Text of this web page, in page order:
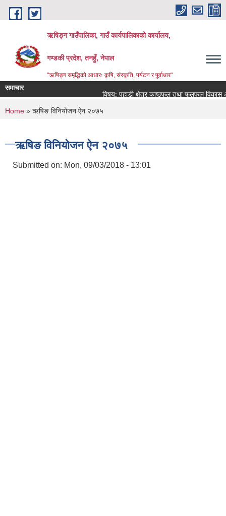
Skip to main content
ऋषिङ्ग गाउँपालिका, गाउँ कार्यपालिकाको कार्यालय,
गण्डकी प्रदेश, तनहुँ, नेपाल
"ऋषिङ्ग समृद्धिको आधारः कृषि, संस्कृति, पर्यटन र पूर्वाधार"
समाचार
विषय: पहाडी क्षेत्र काष्ठफल तथा फलफूल विकास
You are here
Home » ऋषिङ विनियोजन ऐन २०७५
ऋषिङ विनियोजन ऐन २०७५
Submitted on: Mon, 09/03/2018 - 13:01